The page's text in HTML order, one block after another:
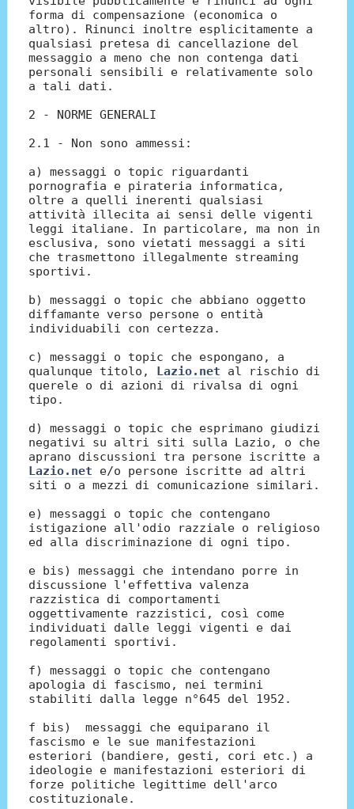
forma di compensazione (economica o
altro). Rinunci inoltre esplicitamente a
qualsiasi pretesa di cancellazione del
messaggio a meno che non contenga dati
personali sensibili e relativamente solo
a tali dati.
2 - NORME GENERALI
2.1 - Non sono ammessi:
a) messaggi o topic riguardanti
pornografia e pirateria informatica,
oltre a quelli inerenti qualsiasi
attività illecita ai sensi delle vigenti
leggi italiane. In particolare, ma non in
esclusiva, sono vietati messaggi a siti
che trasmettono illegalmente streaming
sportivi.
b) messaggi o topic che abbiano oggetto
diffamante verso persone o entità
individuabili con certezza.
c) messaggi o topic che espongano, a
qualunque titolo, Lazio.net al rischio di
querele o di azioni di rivalsa di ogni
tipo.
d) messaggi o topic che esprimano giudizi
negativi su altri siti sulla Lazio, o che
aprano discussioni tra persone iscritte a
Lazio.net e/o persone iscritte ad altri
siti o a mezzi di comunicazione similari.
e) messaggi o topic che contengano
istigazione all'odio razziale o religioso
ed alla discriminazione di ogni tipo.
e bis) messaggi che intendano porre in
discussione l'effettiva valenza
razzistica di comportamenti
oggettivamente razzistici, così come
individuati dalle leggi vigenti e dai
regolamenti sportivi.
f) messaggi o topic che contengano
apologia di fascismo, nei termini
stabiliti dalla legge n°645 del 1952.
f bis) messaggi che equiparano il
fascismo e le sue manifestazioni
esteriori (bandiere, gesti, cori etc.) a
ideologie e manifestazioni esteriori di
forze politiche legittime dell'arco
costituzionale.